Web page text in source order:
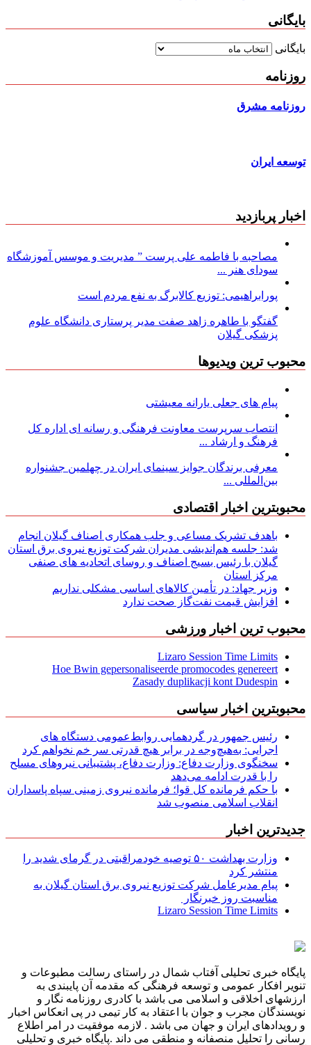
بایگانی
بایگانی
روزنامه
روزنامه مشرق
توسعه ایران
اخبار پربازدید
مصاحبه با فاطمه علی پرست ” مدیریت و موسس آموزشگاه
سودای هنر ...
پورابراهیمی: توزیع کالابرگ به نفع مردم است
گفتگو با طاهره زاهد صفت مدیر پرستاری دانشگاه علوم
پزشکی گیلان
محبوب ترین ویدیوها
پیام های جعلی یارانه معیشتی
انتصاب سرپرست معاونت فرهنگی و رسانه ای اداره کل
فرهنگ و ارشاد ...
معرفی برندگان جوایز سینمای ایران در چهلمین جشنواره
بین‌المللی ...
محبوبترین اخبار اقتصادی
باهدف تشریک مساعی و جلب همکاری اصناف گیلان انجام
شد: جلسه هم‌اندیشی مدیران شركت توزیع نیروی برق استان
گیلان با رئیس بسیج اصناف و روسای اتحادیه های صنفی
مركز استان
وزیر جهاد: در تأمین کالاهای اساسی مشکلی نداریم
افزایش قیمت نفت‌گاز صحت ندارد
محبوب ترین اخبار ورزشی
Lizaro Session Time Limits
Hoe Bwin gepersonaliseerde promocodes genereert
Zasady duplikacji kont Dudespin
محبوبترین اخبار سیاسی
رئیس جمهور در گردهمایی روابط‌عمومی دستگاه های
اجرایی: به‌هیچ‌وجه در برابر هیچ قدرتی سر خم نخواهم کرد
سخنگوی وزارت دفاع: وزارت دفاع، پشتیبانی نیرو‌های مسلح
را با قدرت ادامه می‌دهد
با حکم فرمانده کل قوا؛ فرمانده نیروی زمینی سپاه پاسداران
انقلاب اسلامی منصوب شد
جدیدترین اخبار
وزارت بهداشت ۵۰ توصیه خودمراقبتی در گرمای شدید را
منتشر کرد
پیام مدیرعامل شركت توزیع نیروی برق استان گیلان به
مناسبت روز خبرنگار ‌
Lizaro Session Time Limits
پایگاه خبری تحلیلی آفتاب شمال در راستای رسالت مطبوعات و
تنویر افکار عمومی و توسعه فرهنگی که مقدمه آن پایبندی به
ارزشهای اخلاقی و اسلامی می باشد با کادری روزنامه نگار و
نویسندگان مجرب و جوان با اعتقاد به کار تیمی در پی انعکاس اخبار
و رویدادهای ایران و جهان می باشد . لازمه موفقیت در امر اطلاع
رسانی را تحلیل منصفانه و منطقی می داند .پایگاه خبری و تحلیلی